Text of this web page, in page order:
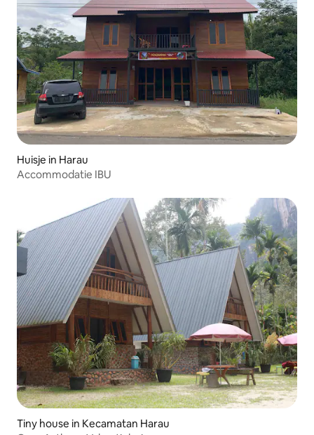
Huisje in Harau
Accommodatie IBU
Tiny house in Kecamatan Harau